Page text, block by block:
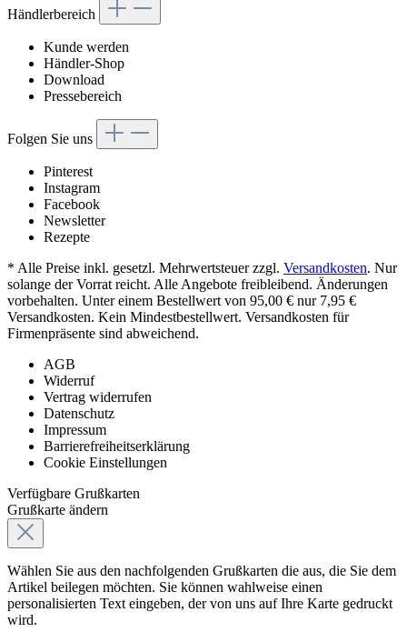
Händlerbereich
Kunde werden
Händler-Shop
Download
Pressebereich
Folgen Sie uns
Pinterest
Instagram
Facebook
Newsletter
Rezepte
* Alle Preise inkl. gesetzl. Mehrwertsteuer zzgl. Versandkosten. Nur
solange der Vorrat reicht. Alle Angebote freibleibend. Änderungen
vorbehalten. Unter einem Bestellwert von 95,00 € nur 7,95 €
Versandkosten. Kein Mindestbestellwert. Versandkosten für
Firmenpräsente sind abweichend.
AGB
Widerruf
Vertrag widerrufen
Datenschutz
Impressum
Barrierefreiheitserklärung
Cookie Einstellungen
Verfügbare Grußkarten
Grußkarte ändern
Wählen Sie aus den nachfolgenden Grußkarten die aus, die Sie dem
Artikel beilegen möchten. Sie können wahlweise einen
personalisierten Text eingeben, der von uns auf Ihre Karte gedruckt
wird.